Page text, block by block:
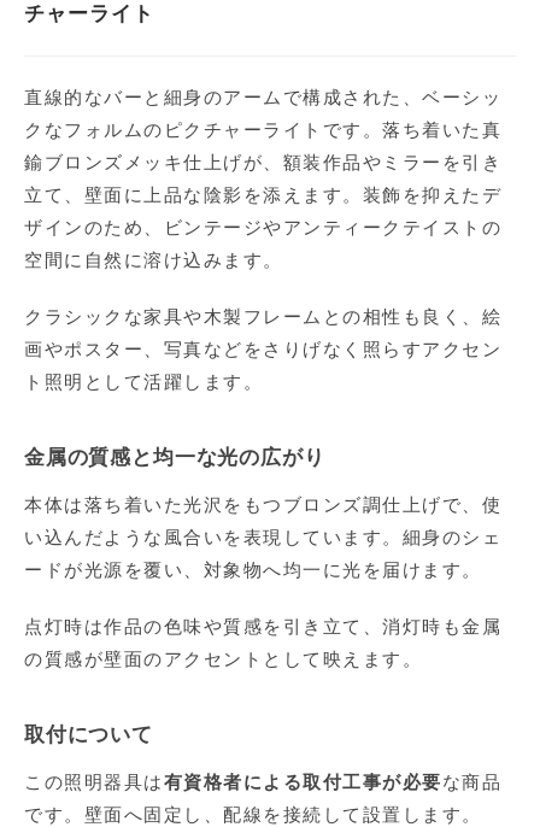
チャーライト
直線的なバーと細身のアームで構成された、ベーシッ
クなフォルムのピクチャーライトです。落ち着いた真
鍮ブロンズメッキ仕上げが、額装作品やミラーを引き
立て、壁面に上品な陰影を添えます。装飾を抑えたデ
ザインのため、ビンテージやアンティークテイストの
空間に自然に溶け込みます。
クラシックな家具や木製フレームとの相性も良く、絵
画やポスター、写真などをさりげなく照らすアクセン
ト照明として活躍します。
金属の質感と均一な光の広がり
本体は落ち着いた光沢をもつブロンズ調仕上げで、使
い込んだような風合いを表現しています。細身のシェ
ードが光源を覆い、対象物へ均一に光を届けます。
点灯時は作品の色味や質感を引き立て、消灯時も金属
の質感が壁面のアクセントとして映えます。
取付について
この照明器具は有資格者による取付工事が必要な商品
です。壁面へ固定し、配線を接続して設置します。